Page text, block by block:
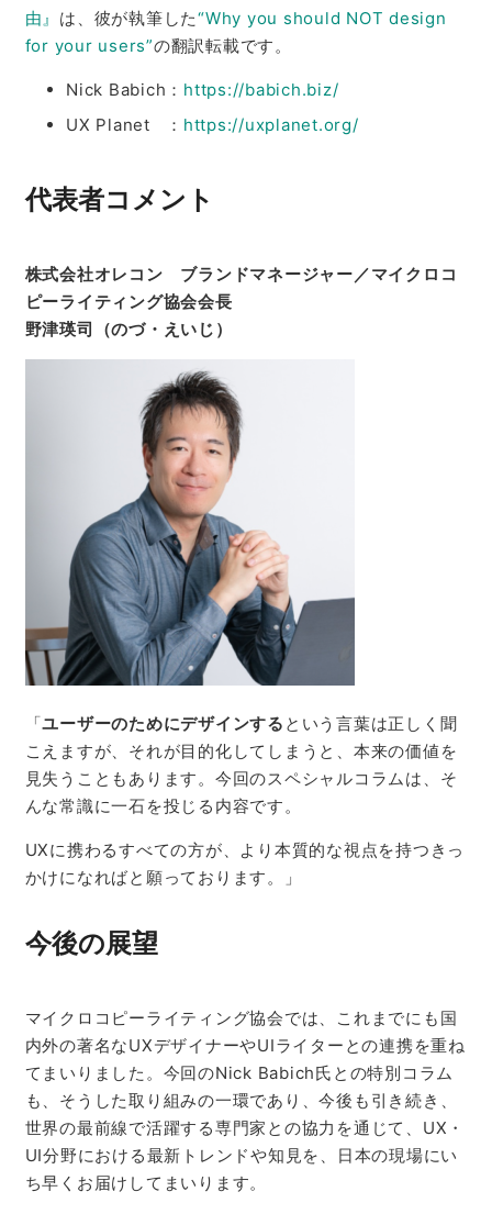
由』 は、彼が執筆した“Why you should NOT design
for your users”の翻訳転載です。
Nick Babich： https://babich.biz/
UX Planet ： https://uxplanet.org/
代表者コメント
株式会社オレコン ブランドマネージャー／マイクロコ
ピーライティング協会会長
野津瑛司（のづ・えいじ）
「ユーザーのためにデザインする という言葉は正しく聞
こえますが、それが目的化してしまうと、本来の価値を
見失うこともあります。今回のスペシャルコラムは、そ
んな常識に一石を投じる内容です。
UXに携わるすべての方が、より本質的な視点を持つきっ
かけになればと願っております。」
今後の展望
マイクロコピーライティング協会では、これまでにも国
内外の著名なUXデザイナーやUIライターとの連携を重ね
てまいりました。今回のNick Babich氏との特別コラム
も、そうした取り組みの一環であり、今後も引き続き、
世界の最前線で活躍する専門家との協力を通じて、UX・
UI分野における最新トレンドや知見を、日本の現場にい
ち早くお届けしてまいります。